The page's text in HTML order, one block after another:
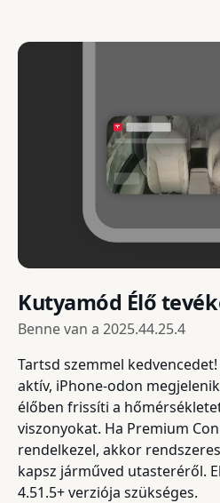
Kutyamód Élő
Benne van a 2025.44.25.4
Tartsd szemmel
aktív, iPhone-odon
élőben frissíti a
viszonyokat. Ha Premium
rendelkezel, akkor
kapsz járműved utasteréről.
4.51.5+ verziója szükséges.